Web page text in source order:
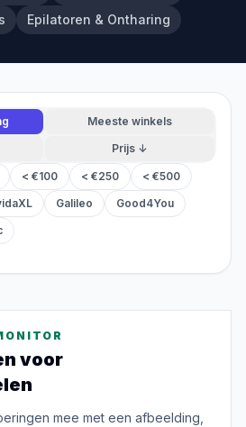
Epilatoren & Ontharing
Meeste winkels
Prijs ↓
< €100 < €250
< €500
Galileo
Good4You
voor
mee met een afbeelding,